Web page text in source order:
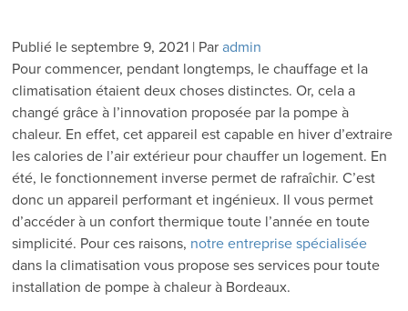
Publié le septembre 9, 2021 | Par admin
Pour commencer, pendant longtemps, le chauffage et la
climatisation étaient deux choses distinctes. Or, cela a
changé grâce à l’innovation proposée par la pompe à
chaleur. En effet, cet appareil est capable en hiver d’extraire
les calories de l’air extérieur pour chauffer un logement. En
été, le fonctionnement inverse permet de rafraîchir. C’est
donc un appareil performant et ingénieux. Il vous permet
d’accéder à un confort thermique toute l’année en toute
simplicité. Pour ces raisons, notre entreprise spécialisée
dans la climatisation vous propose ses services pour toute
installation de pompe à chaleur à Bordeaux.